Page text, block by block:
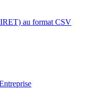
au format CSV